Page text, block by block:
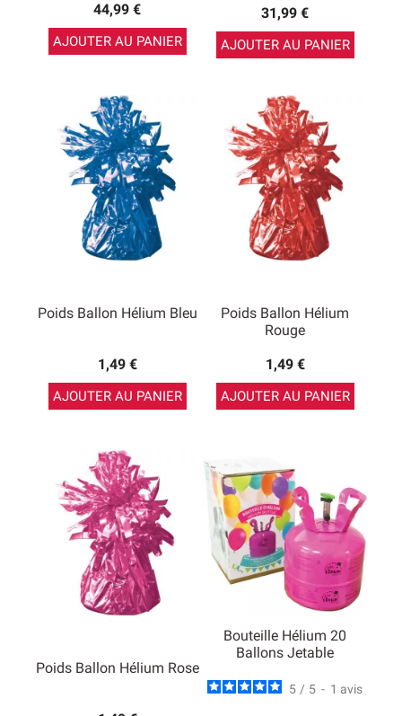
44,99 €
AJOUTER AU PANIER
31,99 €
AJOUTER AU PANIER
Poids Ballon Hélium Bleu
1,49 €
AJOUTER AU PANIER
Poids Ballon Hélium
Rouge
1,49 €
AJOUTER AU PANIER
Poids Ballon Hélium Rose
Bouteille Hélium 20
Ballons Jetable
5 / 5 - 1 avis